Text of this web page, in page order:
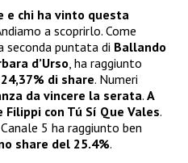
e chi ha vinto questa
a scoprirlo. Come
seconda puntata di Ballando
d’Urso, ha raggiunto
di share. Numeri
da vincere la serata. A
con Tú Sí Que Vales.
5 ha raggiunto ben
share del 25.4%.